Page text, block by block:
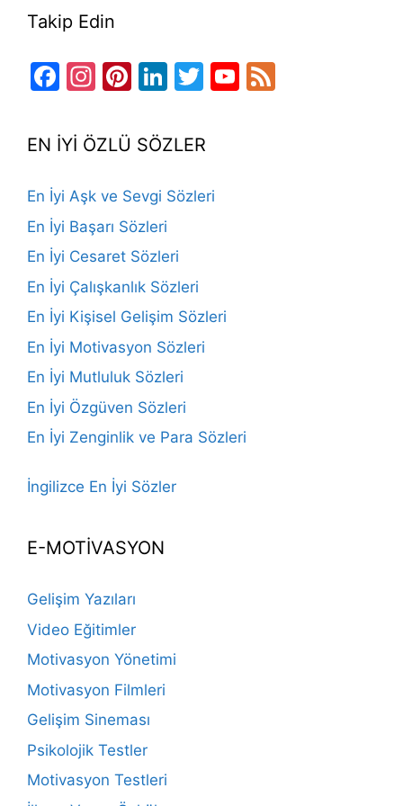
Takip Edin
Facebook
Instagram
Pinterest
LinkedIn
TwitterYouTube
EN İYİ ÖZLÜ SÖZLER
En İyi Aşk ve Sevgi Sözleri
En İyi Başarı Sözleri
En İyi Cesaret Sözleri
En İyi Çalışkanlık Sözleri
En İyi Kişisel Gelişim Sözleri
En İyi Motivasyon Sözleri
En İyi Mutluluk Sözleri
En İyi Özgüven Sözleri
En İyi Zenginlik ve Para Sözleri
İngilizce En İyi Sözler
E-MOTİVASYON
Gelişim Yazıları
Video Eğitimler
Motivasyon Yönetimi
Motivasyon Filmleri
Gelişim Sineması
Psikolojik Testler
Motivasyon Testleri